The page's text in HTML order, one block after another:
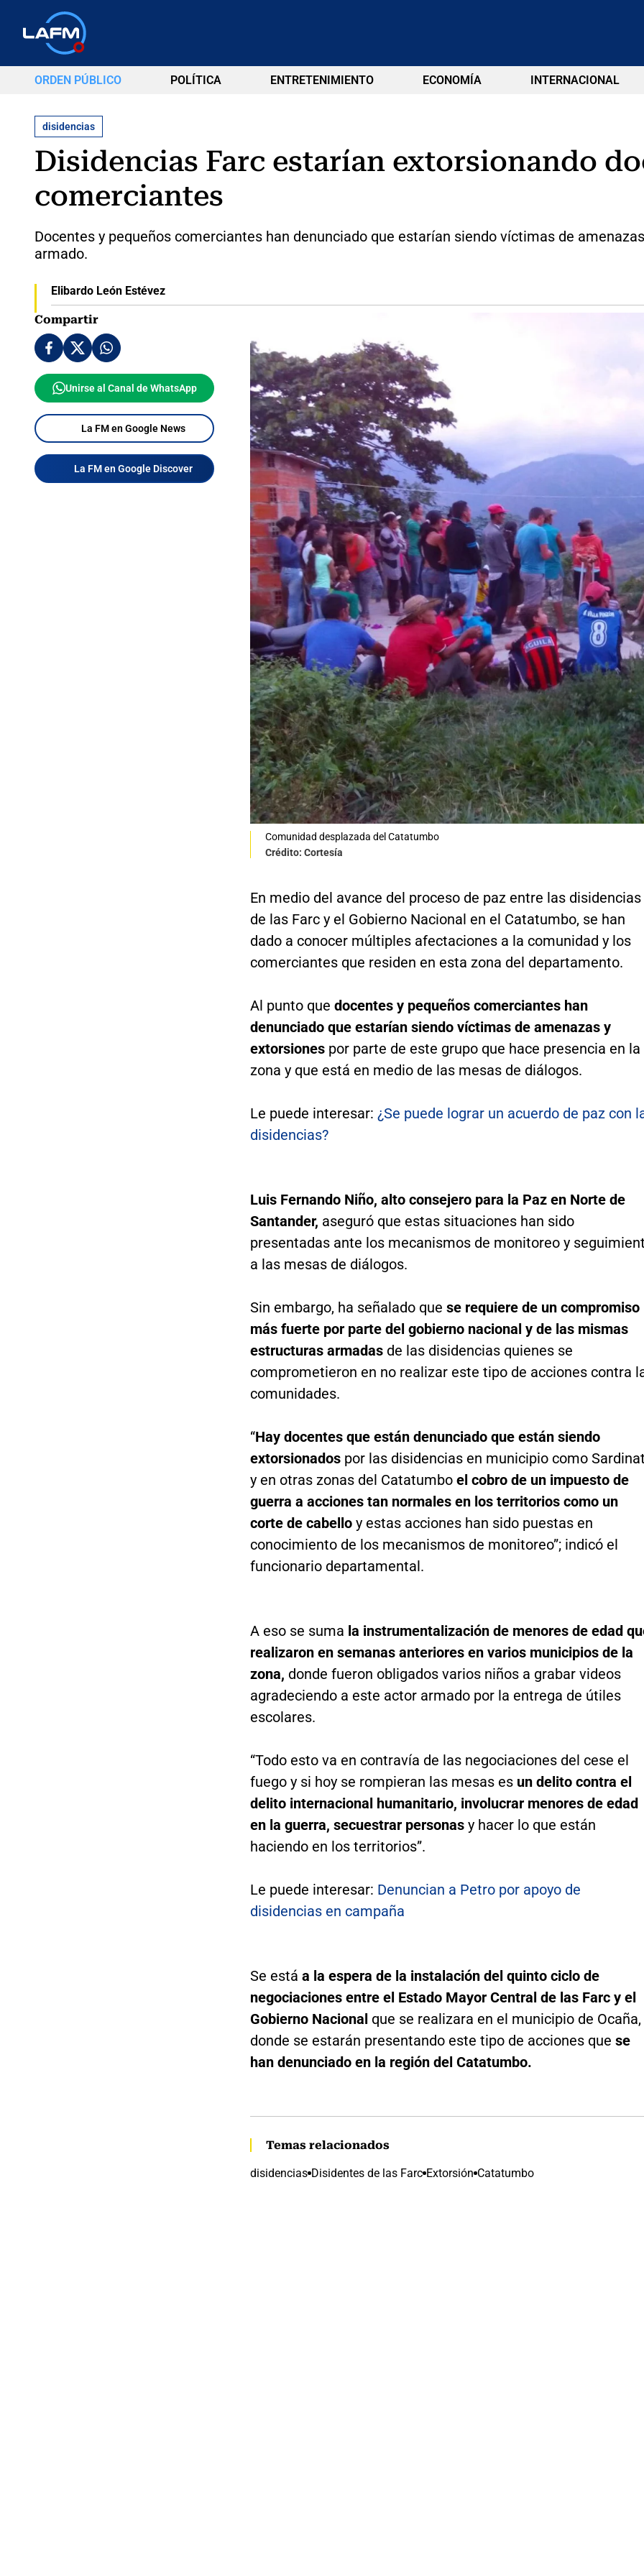
ORDEN PÚBLICO POLÍTICA ENTRETENIMIENTO ECONOMÍA INTERNACIONAL
disidencias
Disidencias Farc estarían extorsionando
comerciantes
Docentes y pequeños comerciantes han denunciado que estarían siendo víctimas de
armado.
Elibardo León Estévez
Compartir
Unirse al Canal de WhatsApp
La FM en Google News
La FM en Google Discover
Comunidad desplazada del Catatumbo
Crédito: Cortesía
En medio del avance del proceso de paz entre las disidencias
de las Farc y el Gobierno Nacional en el Catatumbo, se han
dado a conocer múltiples afectaciones a la comunidad y los
comerciantes que residen en esta zona del departamento.
Al punto que docentes y pequeños comerciantes han
denunciado que estarían siendo víctimas de amenazas y
extorsionespor parte de este grupo que hace presencia en la
zona y que está en medio de las mesas de diálogos.
Le puede interesar: ¿Se puede lograr un acuerdo de paz con
disidencias?
Luis Fernando Niño, alto consejero para la Paz en Norte de
Santander, aseguró que estas situaciones han sido
presentadas ante los mecanismos de monitoreo y
a las mesas de diálogos.
Sin embargo, ha señalado que se requiere de un compromiso
más fuerte por parte del gobierno nacional y de las mismas
estructuras armadasde las disidencias quienes se
comprometieron en no realizar este tipo de acciones contra
comunidades.
“Hay docentes que están denunciado que están siendo
extorsionadospor las disidencias en municipio como
y en otras zonas del Catatumbo el cobro de un impuesto de
guerra a acciones tan normales en los territorios como un
corte de cabello y estas acciones han sido puestas en
conocimiento de los mecanismos de monitoreo”; indicó el
funcionario departamental.
A eso se suma la instrumentalización de menores de edad
realizaron en semanas anteriores en varios municipios de la
zona, donde fueron obligados varios niños a grabar videos
agradeciendo a este actor armado por la entrega de útiles
escolares.
“Todo esto va en contravía de las negociaciones del cese el
fuego y si hoy se rompieran las mesas es un delito contra el
delito internacional humanitario, involucrar menores de edad
en la guerra, secuestrar personasy hacer lo que están
haciendo en los territorios”.
Le puede interesar: Denuncian a Petro por apoyo de
disidencias en campaña
Se está a la espera de la instalación del quinto ciclo de
negociaciones entre el Estado Mayor Central de las Farc y el
Gobierno Nacional que se realizara en el municipio de Ocaña,
donde se estarán presentando este tipo de acciones que se
han denunciado en la región del Catatumbo.
Temas relacionados
disidencias Disidentes de las Farc Extorsión Catatumbo